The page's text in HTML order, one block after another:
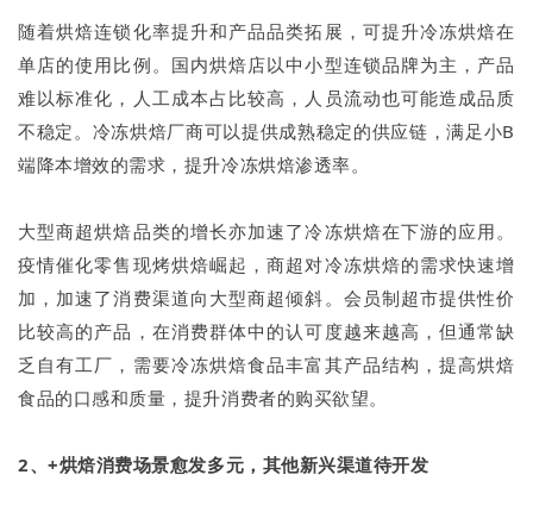
随着烘焙连锁化率提升和产品品类拓展，可提升冷冻烘焙在
单店的使用比例。国内烘焙店以中小型连锁品牌为主，产品
难以标准化，人工成本占比较高，人员流动也可能造成品质
不稳定。冷冻烘焙厂商可以提供成熟稳定的供应链，满足小B
端降本增效的需求，提升冷冻烘焙渗透率。
大型商超烘焙品类的增长亦加速了冷冻烘焙在下游的应用。
疫情催化零售现烤烘焙崛起，商超对冷冻烘焙的需求快速增
加，加速了消费渠道向大型商超倾斜。会员制超市提供性价
比较高的产品，在消费群体中的认可度越来越高，但通常缺
乏自有工厂，需要冷冻烘焙食品丰富其产品结构，提高烘焙
食品的口感和质量，提升消费者的购买欲望。
2、+烘焙消费场景愈发多元，其他新兴渠道待开发